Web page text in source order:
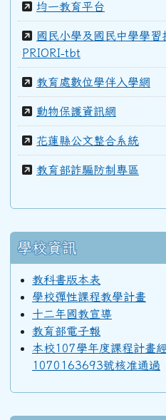
均一教育平台
國民小學及國民中學學習
PRIORI-tbt
教育處數位學伴入學網
動物保護資訊網
花蓮縣公文整合系統
教育部詐騙防制專區
學校資訊
教科書版本表
學校彈性課程教學計畫
十二年國教宣導
教育部電子報
本校107學年度課程計畫
1070163693號核准通過